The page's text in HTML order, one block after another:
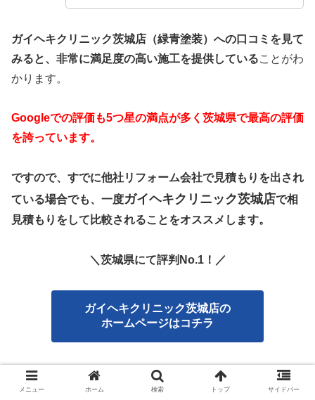
ガイヘキクリニック茨城店（緑青塗装）への口コミを見て
みると、非常に満足度の高い施工を提供していることがわ
かります。
Googleでの評価も5つ星の満点が多く茨城県で最高の評価
を誇っています。
ですので、すでに他社リフォーム会社で見積もりを出され
ている場合でも、一度ガイヘキクリニック茨城店で相
見積もりをして比較されることをオススメします。
＼茨城県にて評判No.1！／
ガイヘキクリニック茨城店の
ホームページはコチラ
ガイヘキクリニック茨城店（株式会社
メニュー ホーム 検索 トップ サイドバー